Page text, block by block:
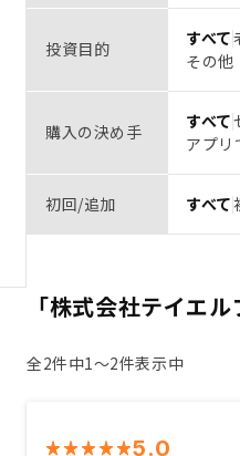
投資目的 すべて
その他
購入の決め手 すべて
アプリ
初回/追加 すべて
「株式会社テイエル
全2件中1〜2件表示中
5.0